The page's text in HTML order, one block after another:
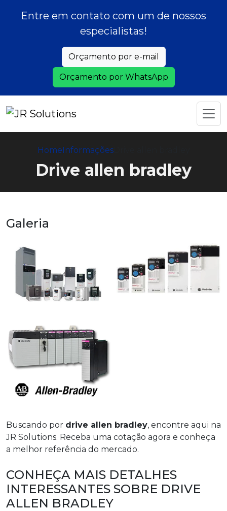
Entre em contato com um de nossos
especialistas!
Orçamento por e-mail
Orçamento por WhatsApp
HomeInformaçõesDrive allen bradley
Drive allen bradley
Galeria
Buscando por drive allen bradley, encontre aqui na
JR Solutions. Receba uma cotação agora e conheça
a melhor referência do mercado.
CONHEÇA MAIS DETALHES
INTERESSANTES SOBRE DRIVE
ALLEN BRADLEY